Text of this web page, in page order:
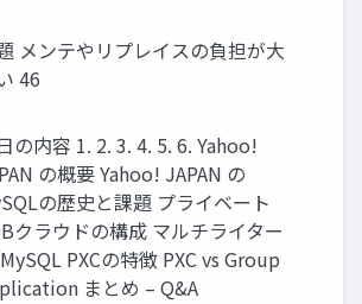
メンテやリプレイスの負担が大
46
の内容 1. 2. 3. 4. 5. 6. Yahoo!
の概要 Yahoo! JAPAN の
の歴史と課題 プライベート
クラウドの構成 マルチライター
PXCの特徴 PXC vs Group
まとめ – Q&A